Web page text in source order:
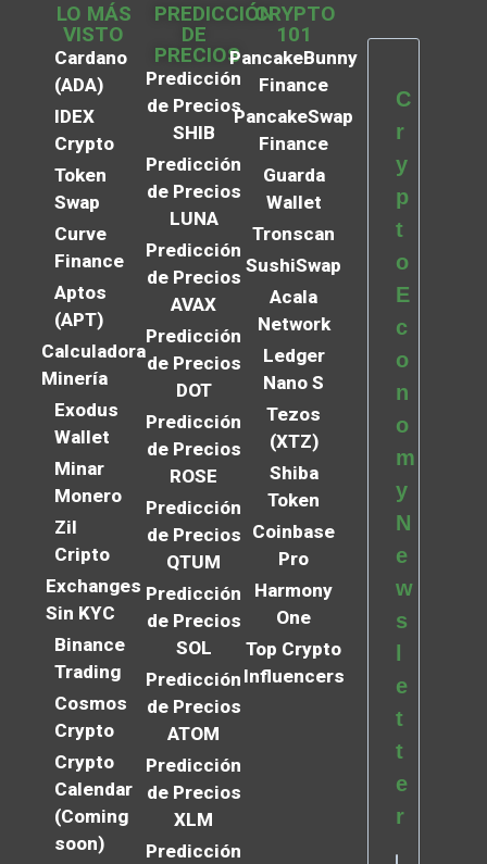
LO MÁS
VISTO
Cardano
(ADA)
IDEX
Crypto
Token
Swap
Curve
Finance
Aptos
(APT)
Calculadora
Minería
Exodus
Wallet
Minar
Monero
Zil
Cripto
Exchanges
Sin KYC
Binance
Trading
Cosmos
Crypto
Crypto
Calendar
(Coming
soon)
PREDICCIÓN
DE
PRECIOS
Predicción
de Precios
SHIB
Predicción
de Precios
LUNA
Predicción
de Precios
AVAX
Predicción
de Precios
DOT
Predicción
de Precios
ROSE
Predicción
de Precios
QTUM
Predicción
de Precios
SOL
Predicción
de Precios
ATOM
Predicción
de Precios
XLM
Predicción
CRYPTO
101
PancakeBunny
Finance
PancakeSwap
Finance
Guarda
Wallet
Tronscan
SushiSwap
Acala
Network
Ledger
Nano S
Tezos
(XTZ)
Shiba
Token
Coinbase
Pro
Harmony
One
Top Crypto
Influencers
C
r
y
p
t
o
E
c
o
n
o
m
y
N
e
w
s
e
t
t
e
r